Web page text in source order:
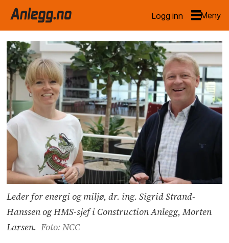
Logg inn
Leder for energi og miljø, dr. ing. Sigrid Strand-
Hanssen og HMS-sjef i Construction Anlegg, Morten
Larsen. Foto: NCC